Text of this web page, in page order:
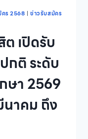
คร 2568 |ข่าวรับสมัคร
เปิดรับ
กติ ระดับ
ษา 2569
าคม ถึง